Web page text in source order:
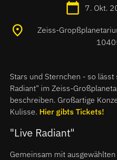
7. Okt.
Zeiss-
Stars und Sternchen - so
Radiant" im Zeiss-
beschreiben. Großartige
Kulisse. Hier gibts Tickets!
"Live Radiant"
Gemeinsam mit